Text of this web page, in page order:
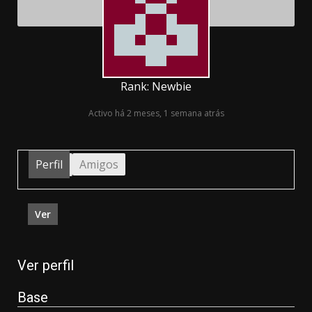
Rank: Newbie
Activo há 2 meses, 1 semana atrás
Perfil Amigos
Ver
Ver perfil
Base